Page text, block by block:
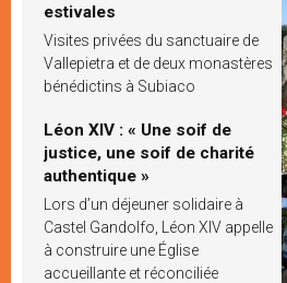
estivales
Visites privées du sanctuaire de
Vallepietra et de deux monastères
bénédictins à Subiaco
Léon XIV : « Une soif de
justice, une soif de charité
authentique »
Lors d’un déjeuner solidaire à
Castel Gandolfo, Léon XIV appelle
à construire une Église
accueillante et réconciliée